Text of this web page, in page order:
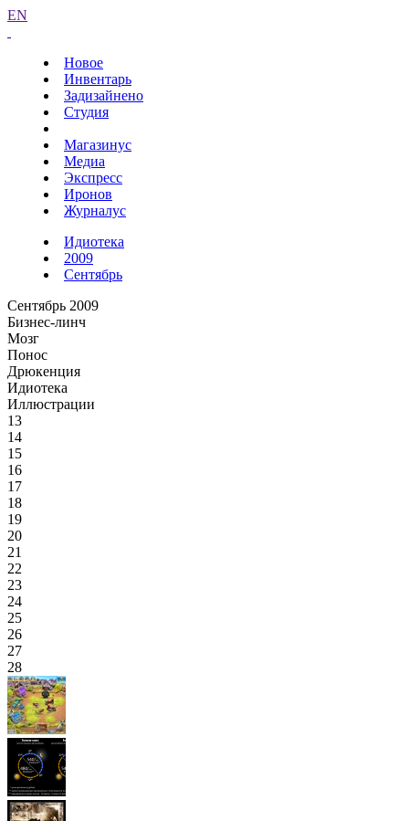
EN
Новое
Инвентарь
Задизайнено
Студия
Магазинус
Медиа
Экспресс
Иронов
Журналус
Идиотека
2009
Сентябрь
Сентябрь 2009
Бизнес-линч
Мозг
Понос
Дрюкенция
Идиотека
Иллюстрации
13
14
15
16
17
18
19
20
21
22
23
24
25
26
27
28